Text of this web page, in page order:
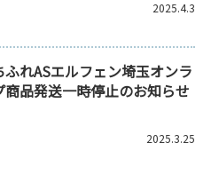
2025.4.3
れASエルフェン埼玉オンラ
商品発送一時停止のお知らせ
2025.3.25